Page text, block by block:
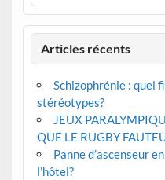
Articles récents
Schizophrénie : quel
stéréotypes?
JEUX
QUE LE RUGBY
Panne d’ascenseur
l’hôtel?